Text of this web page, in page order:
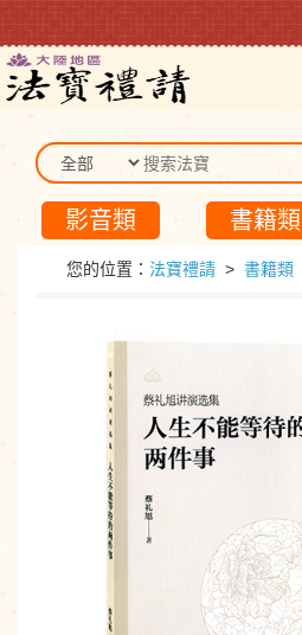
影音類 書籍類
您的位置： 法寶禮請 > 書籍類